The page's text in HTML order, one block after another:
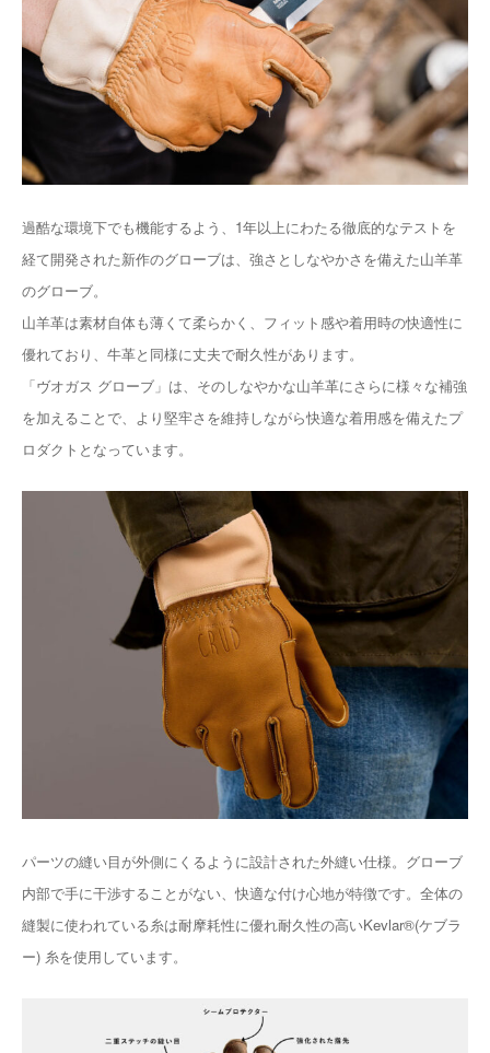
過酷な環境下でも機能するよう、1年以上にわたる徹底的なテストを
経て開発された新作のグローブは、強さとしなやかさを備えた山羊革
のグローブ。
山羊革は素材自体も薄くて柔らかく、フィット感や着用時の快適性に
優れており、牛革と同様に丈夫で耐久性があります。
「ヴオガス グローブ」は、そのしなやかな山羊革にさらに様々な補強
を加えることで、より堅牢さを維持しながら快適な着用感を備えたプ
ロダクトとなっています。
パーツの縫い目が外側にくるように設計された外縫い仕様。グローブ
内部で手に干渉することがない、快適な付け心地が特徴です。全体の
縫製に使われている糸は耐摩耗性に優れ耐久性の高いKevlar®︎(ケブラ
ー) 糸を使用しています。